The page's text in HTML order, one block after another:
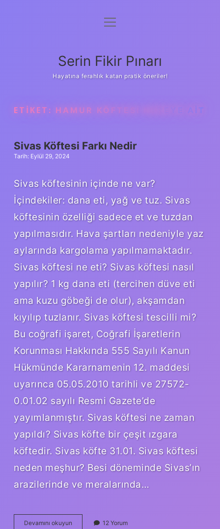
Gizlilik Politikası
Yasal Uyarı
menüyü
Serin Fikir Pınarı
Hayatına ferahlık katan pratik öneriler!
ETIKET: HAMUR KÖFTESI NEREYE AIT
Sivas Köftesi Farkı Nedir
Tarih: Eylül 29, 2024
Sivas köftesinin içinde ne var?
İçindekiler: dana eti, yağ ve tuz. Sivas
köftesinin özelliği sadece et ve tuzdan
yapılmasıdır. Hava şartları nedeniyle yaz
aylarında kargolama yapılmamaktadır.
Sivas köftesi ne eti? Sivas köftesi nasıl
yapılır? 1 kg dana eti (tercihen düve eti
ama kuzu göbeği de olur), akşamdan
kıyılıp tuzlanır. Sivas köftesi tescilli mi?
Bu coğrafi işaret, Coğrafi İşaretlerin
Korunması Hakkında 555 Sayılı Kanun
Hükmünde Kararnamenin 12. maddesi
uyarınca 05.05.2010 tarihli ve 27572-
0.01.02 sayılı Resmi Gazete’de
yayımlanmıştır. Sivas köftesi ne zaman
yapıldı? Sivas köfte bir çeşit ızgara
köftedir. Sivas köfte 31.01. Sivas köftesi
neden meşhur? Besi döneminde Sivas’ın
arazilerinde ve meralarında…
Devamını okuyun 12 Yorum